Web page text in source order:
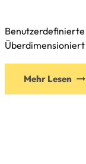
Überdimensioniert
Mehr Lesen